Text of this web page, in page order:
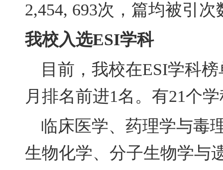
2,454, 693次，篇均被引次
我校入选ESI学科
目前，我校在ESI学科
月排名前进1名。有21个
临床医学、药理学与毒
生物化学、分子生物学与